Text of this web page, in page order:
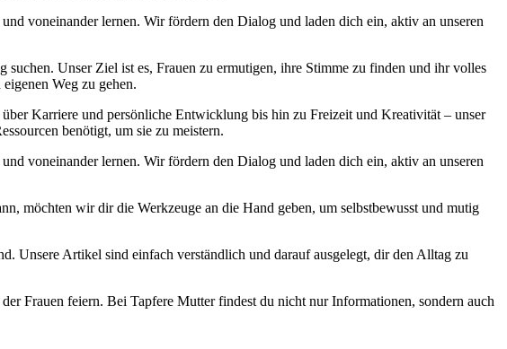
voneinander lernen. Wir fördern den Dialog und laden dich ein, aktiv an unseren
Unser Ziel ist es, Frauen zu ermutigen, ihre Stimme zu finden und ihr volles
Weg zu gehen.
Karriere und persönliche Entwicklung bis hin zu Freizeit und Kreativität – unser
benötigt, um sie zu meistern.
voneinander lernen. Wir fördern den Dialog und laden dich ein, aktiv an unseren
möchten wir dir die Werkzeuge an die Hand geben, um selbstbewusst und mutig
Unsere Artikel sind einfach verständlich und darauf ausgelegt, dir den Alltag zu
Frauen feiern. Bei Tapfere Mutter findest du nicht nur Informationen, sondern auch